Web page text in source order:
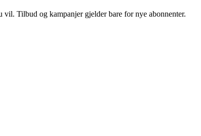
Tilbud og kampanjer gjelder bare for nye abonnenter.